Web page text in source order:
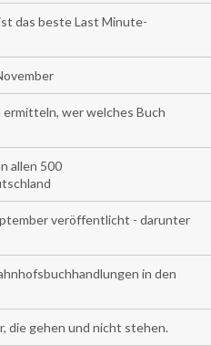
das beste Last Minute-
wer welches Buch
allen 500
veröffentlicht - darunter
in den
die gehen und nicht stehen.